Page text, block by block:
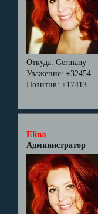
Откуда: Germany
Уважение: +32454
Позитив: +17413
Elina
Администратор